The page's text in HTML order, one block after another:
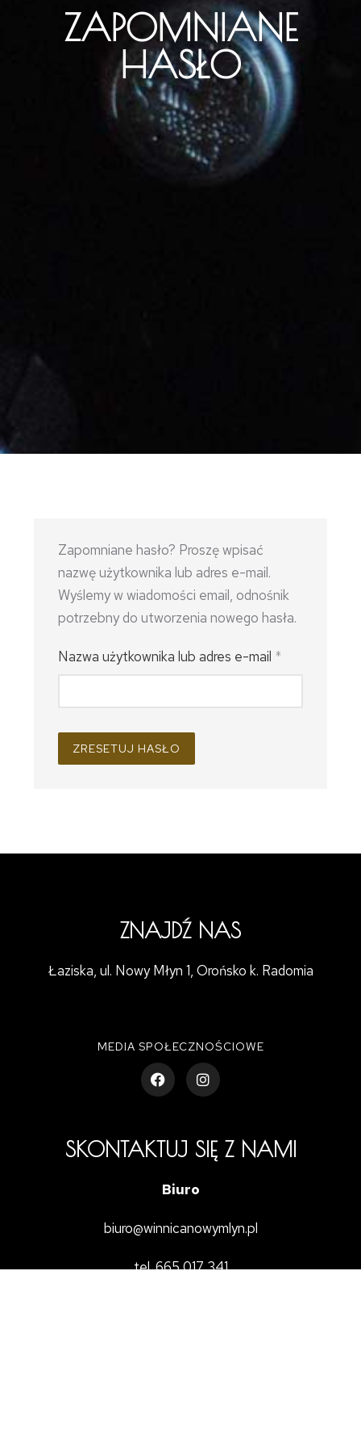
ZAPOMNIANE
HASŁO
Zapomniane hasło? Proszę wpisać
nazwę użytkownika lub adres e-mail.
Wyślemy w wiadomości email, odnośnik
potrzebny do utworzenia nowego hasła.
Nazwa użytkownika lub adres e-mail *
ZRESETUJ HASŁO
ZNAJDŹ NAS
Łaziska, ul. Nowy Młyn 1, Orońsko k. Radomia
MEDIA SPOŁECZNOŚCIOWE
SKONTAKTUJ SIĘ Z NAMI
Biuro
biuro@winnicanowymlyn.pl
tel. 665 017 341